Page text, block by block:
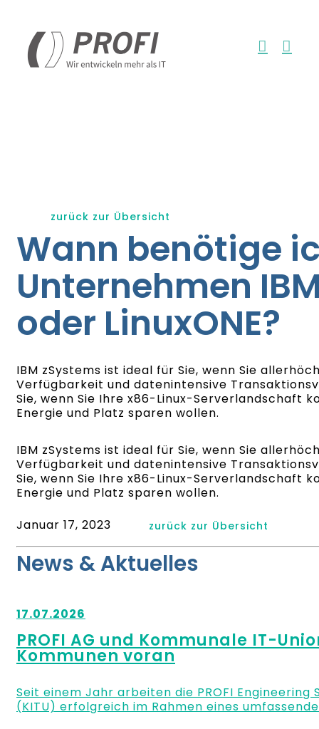
springen
zurück zur Übersicht
Wann benötige
Unternehmen
oder LinuxONE?
IBM zSystems ist ideal für Sie, wenn Sie
Verfügbarkeit und datenintensive
Sie, wenn Sie Ihre x86-Linux-Serverlandschaft
Energie und Platz sparen wollen.
IBM zSystems ist ideal für Sie, wenn Sie
Verfügbarkeit und datenintensive
Sie, wenn Sie Ihre x86-Linux-Serverlandschaft
Energie und Platz sparen wollen.
Januar 17, 2023
zurück zur Übersicht
News & Aktuelles
17.07.2026
PROFI AG und Kommunale IT-
Kommunen voran
Seit einem Jahr arbeiten die PROFI Engineering
(KITU) erfolgreich im Rahmen eines